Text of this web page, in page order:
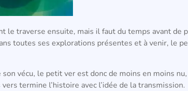
le traverse ensuite, mais il faut du temps avant de
toutes ses explorations présentes et à venir, le
vécu, le petit ver est donc de moins en moins
vers termine l’histoire avec l’idée de la transmission.